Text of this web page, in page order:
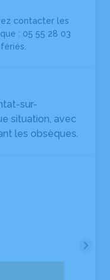
contacter les
: 05 55 28 03
sur-
situation, avec
les obsèques.